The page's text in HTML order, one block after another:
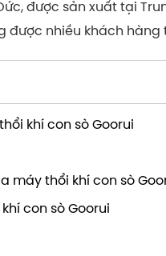
được sản xuất tại
được nhiều khách hàng
khí con sò Goorui
máy thổi khí con sò
con sò Goorui